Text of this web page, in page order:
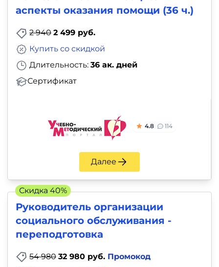
аспекты оказания помощи (36 ч.)
2 940 2 499 руб.
Длительность: 36 ак. дней
Сертификат
Купить со скидкой
4.8 114
Далее
Руководитель организации
социального обслуживания -
переподготовка
54 980 32 980 руб. Промокод
Скидка 40%